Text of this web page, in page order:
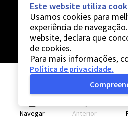
Navegar Anterior
Este website utiliza
Usamos cookies para
experiência de
website, declara que
de cookies.
Para mais informações,
Política de privacidade.